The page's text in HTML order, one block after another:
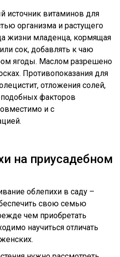
источник витаминов для
организма и растущего
жизни младенца, кормящая
сок, добавлять к чаю
ягоды. Маслом разрешено
Противопоказания для
отложения солей,
подобных факторов
и с
на приусадебном
облепихи в саду –
свою семью
чем приобретать
научиться отличать